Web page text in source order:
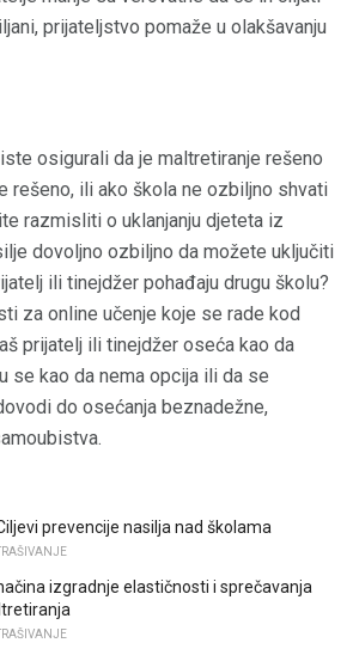
prijateljstvo pomaže u olakšavanju
osigurali da je maltretiranje rešeno
rešeno, ili ako škola ne ozbiljno shvati
razmisliti o uklanjanju djeteta iz
dovoljno ozbiljno da možete uključiti
ili tinejdžer pohađaju drugu školu?
za online učenje koje se rade kod
prijatelj ili tinejdžer oseća kao da
se kao da nema opcija ili da se
do osećanja beznadežne,
prevencije nasilja nad školama
izgradnje elastičnosti i sprečavanja